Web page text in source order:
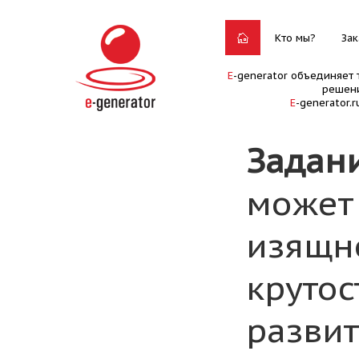
Кто мы?
E-generator объединяет
E-
может